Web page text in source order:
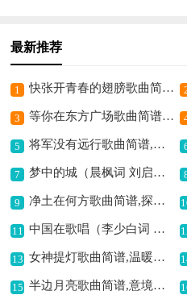
最新推荐
1 快张开青春的翅膀歌曲简谱,青春活力激情飞扬
3 等你在东方广场歌曲简谱,传递浪漫期待情
5 将军没有远行歌曲简谱,英雄精神永流传
7 梦中的城（晨枫词 刘启明曲）歌曲简谱,描绘梦幻之城意境
9 净土在何方歌曲简谱,探寻心灵净土
11 中国在歌唱（李少白词 葛敬平曲）歌曲简谱,展现中国蓬勃气象
13 女神提灯歌曲简谱,温暖意境动人
15 半边月亮歌曲简谱,意境温馨动人